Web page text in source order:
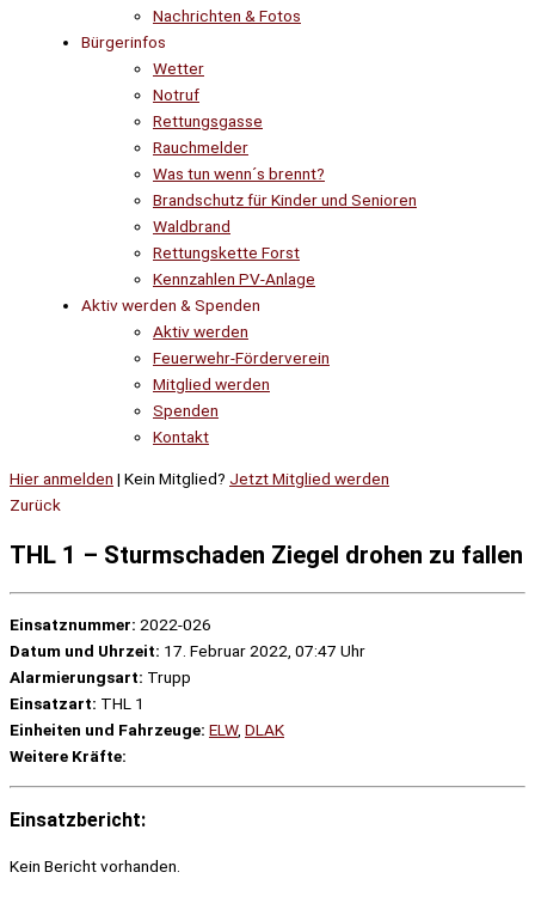
Nachrichten & Fotos
Bürgerinfos
Wetter
Notruf
Rettungsgasse
Rauchmelder
Was tun wenn´s brennt?
Brandschutz für Kinder und Senioren
Waldbrand
Rettungskette Forst
Kennzahlen PV-Anlage
Aktiv werden & Spenden
Aktiv werden
Feuerwehr-Förderverein
Mitglied werden
Spenden
Kontakt
Hier anmelden | Kein Mitglied? Jetzt Mitglied werden
Zurück
THL 1 – Sturmschaden Ziegel drohen zu fallen
Einsatznummer: 2022-026
Datum und Uhrzeit: 17. Februar 2022, 07:47 Uhr
Alarmierungsart: Trupp
Einsatzart: THL 1
Einheiten und Fahrzeuge: ELW, DLAK
Weitere Kräfte:
Einsatzbericht:
Kein Bericht vorhanden.